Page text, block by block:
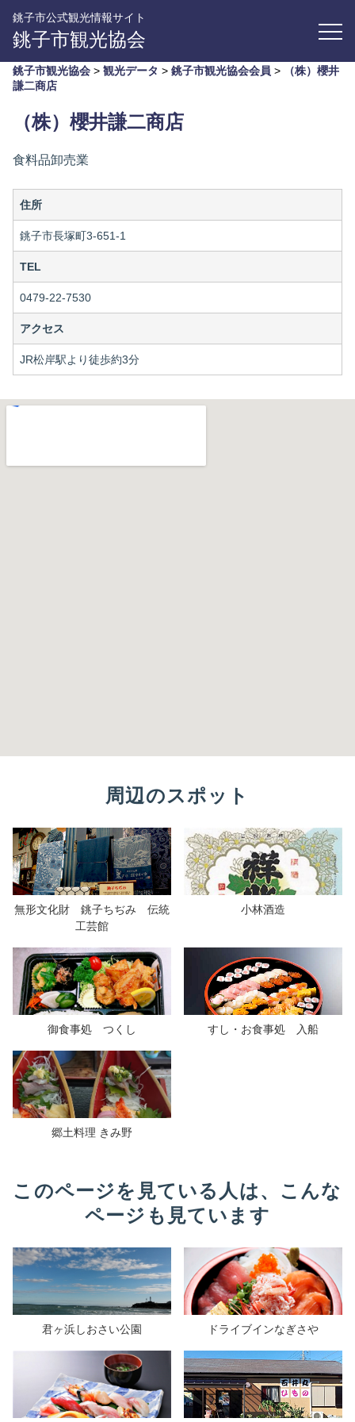
銚子市公式観光情報サイト
銚子市観光協会
銚子市観光協会 > 観光データ > 銚子市観光協会会員 >
（株）櫻井
謙二商店
（株）櫻井謙二商店
食料品卸売業
住所
銚子市長塚町3-651-1
TEL
0479-22-7530
アクセス
JR松岸駅より徒歩約3分
周辺のスポット
無形文化財 銚子ちぢみ 伝統
工芸館
小林酒造
御食事処 つくし すし・お食事処 入船
郷土料理 きみ野
このページを見ている人は、こんな
ページも見ています
君ヶ浜しおさい公園 ドライブインなぎさや